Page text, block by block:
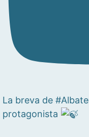
La breva de
protagonista